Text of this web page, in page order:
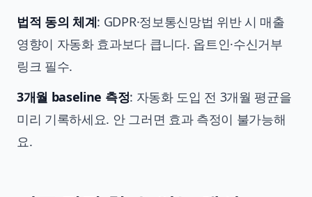
법적 동의 체계: GDPR·정보통신망법 위반 시 매출
영향이 자동화 효과보다 큽니다. 옵트인·수신거부
링크 필수.
3개월 baseline 측정: 자동화 도입 전 3개월 평균을
미리 기록하세요. 안 그러면 효과 측정이 불가능해
요.